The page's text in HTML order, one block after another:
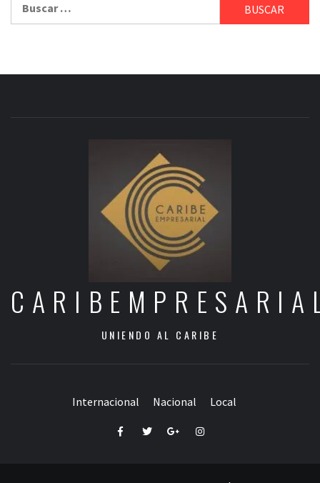
UNIENDO AL CARIBE
Internacional Nacional Local
FacebookTwitterGoogle+Instagram